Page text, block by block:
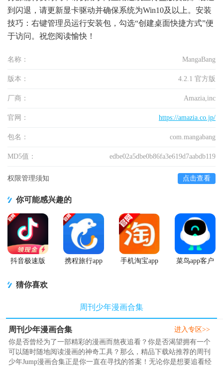
到闪退，请更新显卡驱动并确保系统为Win10及以上。安装
技巧：右键管理员运行安装包，勾选“创建桌面快捷方式”便
于访问。祝您阅读愉快！
名称： MangaBang
版本： 4.2.1 官方版
厂商： Amazia,inc
官网： https://amazia.co.jp/
包名： com.mangabang
MD5值： edbe02a5dbe0b86fa3e619d7aabdb119
权限管理须知 点击查看
你可能感兴趣的
抖音极速版
携程旅行app
手机淘宝app
菜鸟app客户
猜你喜欢
周刊少年漫画合集
周刊少年漫画合集
你是否曾经为了一部精彩的漫画而熬夜追看？你是否渴望拥有一个
可以随时随地阅读漫画的神奇工具？那么，精品下载站推荐的周刊
少年Jump漫画合集正是你一直在寻找的答案！无论你是想要追看经
进入专区>>